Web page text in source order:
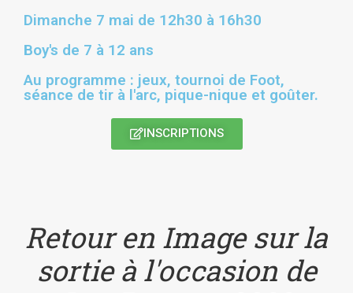
Dimanche 7 mai de 12h30 à 16h30
Boy's de 7 à 12 ans
Au programme : jeux, tournoi de Foot,
séance de tir à l'arc, pique-nique et goûter.
INSCRIPTIONS
Retour en Image sur la
sortie à l'occasion de